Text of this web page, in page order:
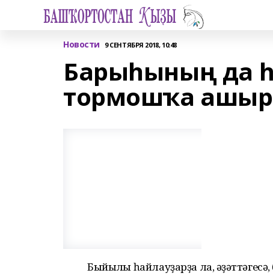
Новости 9 СЕНТЯБРЯ 2018, 10:48
Барыһының да
тормошҡа
Быйылғы һайлауҙарҙа ла,